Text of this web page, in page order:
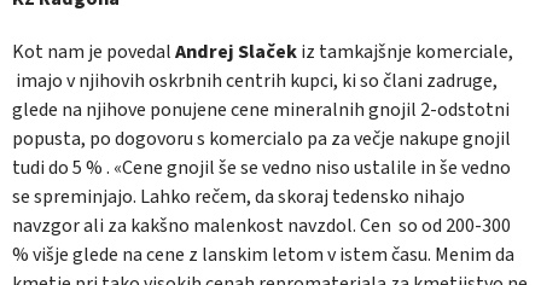
Kot nam je povedalAndrej Slačekiz tamkajšnje komerciale,
imajo v njihovih oskrbnih centrih kupci, ki so člani zadruge,
glede na njihove ponujene cene mineralnih gnojil 2-odstotni
popusta, po dogovoru s komercialo pa za večje nakupe gnojil
tudi do 5 % . «Cene gnojil še se vedno niso ustalile in še vedno
se spreminjajo. Lahko rečem, da skoraj tedensko nihajo
navzgor ali za kakšno malenkost navzdol. Cen so od 200-300
% višje glede na cene z lanskim letom v istem času. Menim da